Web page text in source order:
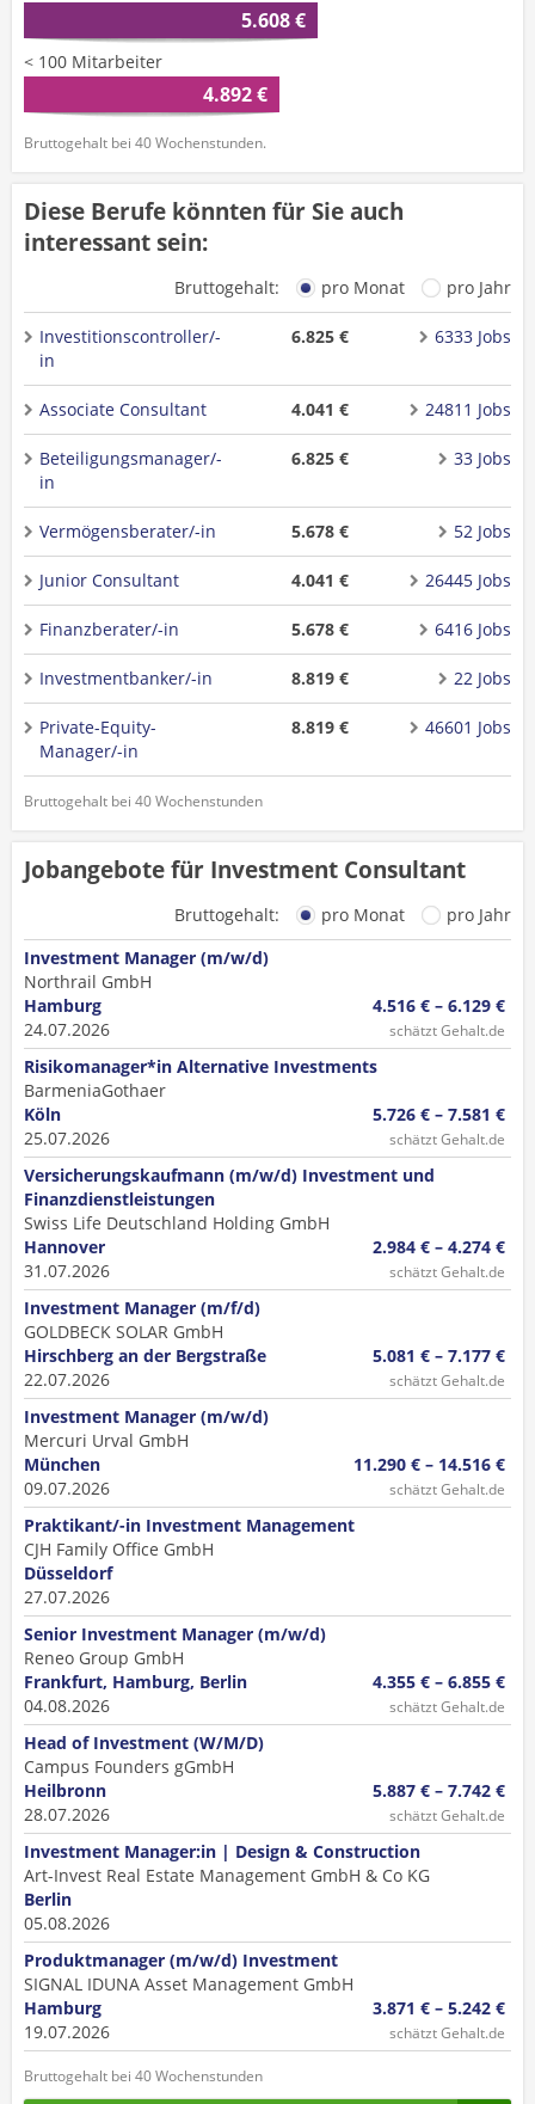
5.608 €
< 100 Mitarbeiter
4.892 €
Bruttogehalt bei 40 Wochenstunden.
Diese Berufe könnten für Sie auch
interessant sein:
Bruttogehalt: pro Monat pro Jahr
Investitionscontroller/-
in
6.825 € 6333 Jobs
Associate Consultant 4.041 € 24811 Jobs
Beteiligungsmanager/-
in
6.825 € 33 Jobs
Vermögensberater/-in 5.678 € 52 Jobs
Junior Consultant 4.041 € 26445 Jobs
Finanzberater/-in 5.678 € 6416 Jobs
Investmentbanker/-in 8.819 € 22 Jobs
Private-Equity-
Manager/-in
8.819 € 46601 Jobs
Bruttogehalt bei 40 Wochenstunden
Jobangebote für Investment Consultant
Bruttogehalt: pro Monat
pro Jahr
Investment Manager (m/w/d)
Northrail GmbH
Hamburg
24.07.2026
4.516 € – 6.129 €
schätzt Gehalt.de
Risikomanager*in Alternative Investments
BarmeniaGothaer
Köln
25.07.2026
5.726 € – 7.581 €
schätzt Gehalt.de
Versicherungskaufmann (m/w/d) Investment und
Finanzdienstleistungen
Swiss Life Deutschland Holding GmbH
Hannover
31.07.2026
2.984 € – 4.274 €
schätzt Gehalt.de
Investment Manager (m/f/d)
GOLDBECK SOLAR GmbH
Hirschberg an der Bergstraße
22.07.2026
5.081 € – 7.177 €
schätzt Gehalt.de
Investment Manager (m/w/d)
Mercuri Urval GmbH
München
09.07.2026
11.290 € – 14.516 €
schätzt Gehalt.de
Praktikant/-in Investment Management
CJH Family Office GmbH
Düsseldorf
27.07.2026
Senior Investment Manager (m/w/d)
Reneo Group GmbH
Frankfurt, Hamburg, Berlin
04.08.2026
4.355 € – 6.855 €
schätzt Gehalt.de
Head of Investment (W/M/D)
Campus Founders gGmbH
Heilbronn
28.07.2026
5.887 € – 7.742 €
schätzt Gehalt.de
Investment Manager:in | Design & Construction
Art-Invest Real Estate Management GmbH & Co KG
Berlin
05.08.2026
Produktmanager (m/w/d) Investment
SIGNAL IDUNA Asset Management GmbH
Hamburg
19.07.2026
3.871 € – 5.242 €
schätzt Gehalt.de
Bruttogehalt bei 40 Wochenstunden